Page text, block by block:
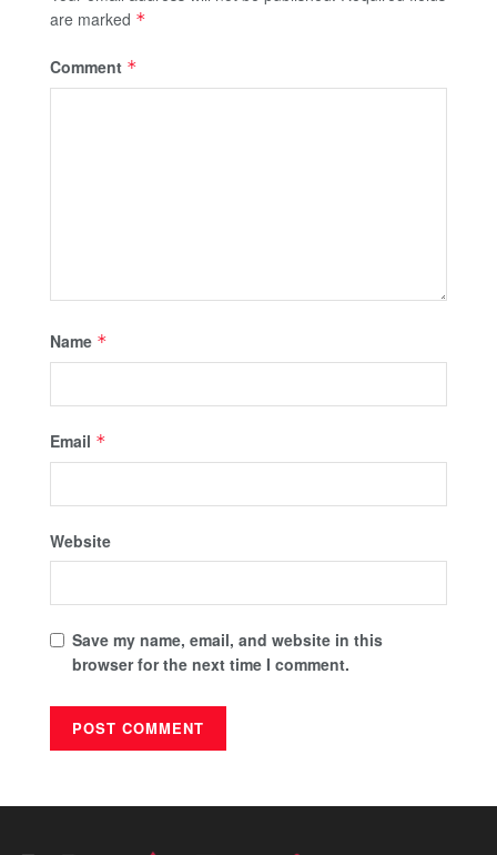
are marked *
Comment *
Name *
Email *
Website
Save my name, email, and website in this
browser for the next time I comment.